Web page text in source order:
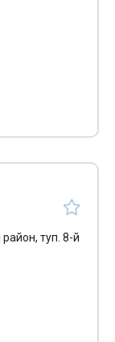
туп. 8-й